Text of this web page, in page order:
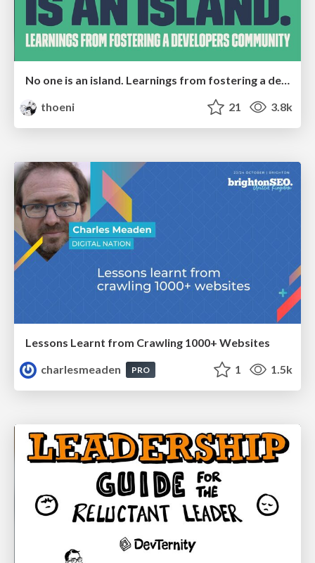
No one is an island. Learnings from fostering a developers community.
thoeni
21 3.8k
Lessons Learnt from Crawling 1000+ Websites
charlesmeaden
PRO 1 1.5k